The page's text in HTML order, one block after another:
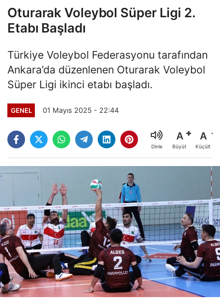
Oturarak Voleybol Süper Ligi 2.
Etabı Başladı
Türkiye Voleybol Federasyonu tarafından
Ankara’da düzenlenen Oturarak Voleybol
Süper Ligi ikinci etabı başladı.
GENEL 01 Mayıs 2025 - 22:44
Dinle
A
Büyüt
A
Küçült